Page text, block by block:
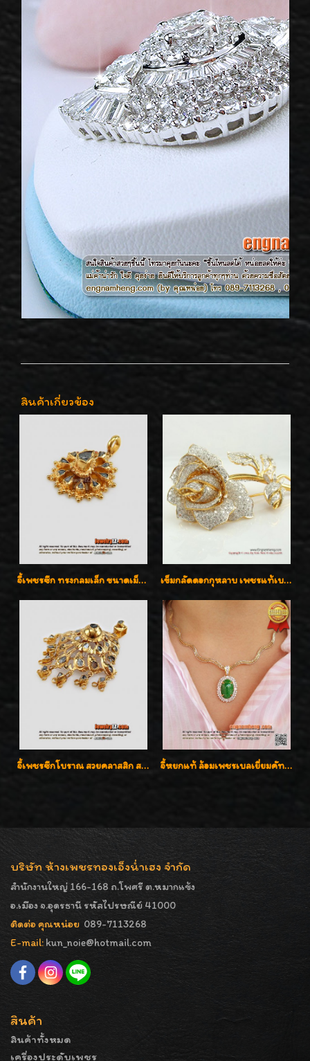
สินค้าเกี่ยวข้อง
จี้เพชรซีก ทรงกลมเล็ก ขนาดเม็ดกระดุม สวยๆ เข็มกลัดดอกกุหลาบ เพชรแท้เบลเยี่ยมคัต งานปราณีตค่ะ
จี้เพชรซีกโบราณ สวยคลาสสิก สภาพสมบูรณ์สุดๆค่ะ จี้หยกแท้ ล้อมเพชรเบลเยี่ยมคัท ราคาพิเศษไม่แพงค่ะ
บริษัท ห้างเพชรทองเอ็งน่ำเฮง จำกัด
สำนักงานใหญ่ 166-168 ถ.โพศรี ต.หมากแข้ง
อ.เมือง จ.อุดรธานี รหัสไปรษณีย์ 41000
ติดต่อ คุณหน่อย 089-7113268
E-mail: kun_noie@hotmail.com
สินค้า
สินค้าทั้งหมด
เครื่องประดับเพชร